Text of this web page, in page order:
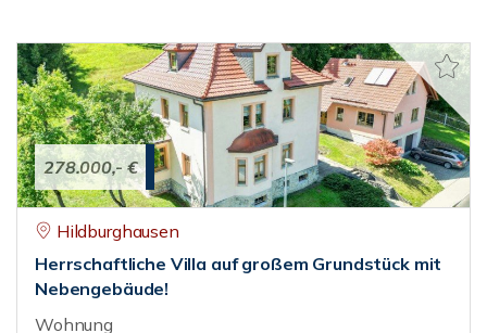
278.000,- €
Hildburghausen
Herrschaftliche Villa auf großem Grundstück mit
Nebengebäude!
Wohnung